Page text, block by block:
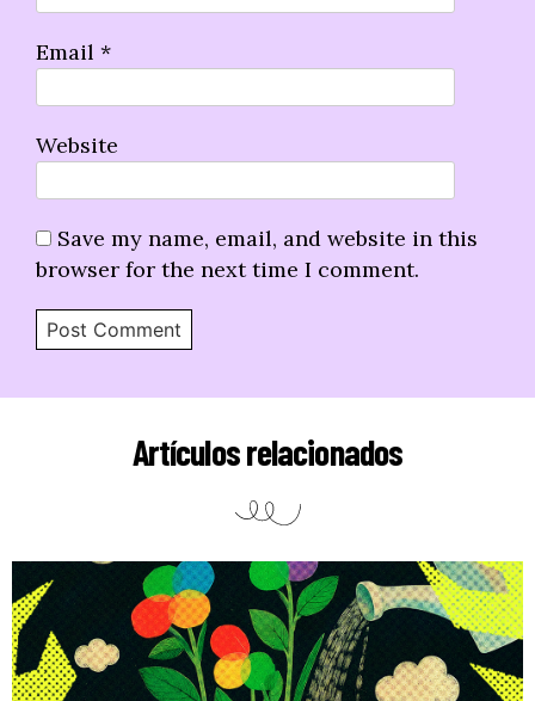
Email *
Website
Save my name, email, and website in this
browser for the next time I comment.
Artículos relacionados